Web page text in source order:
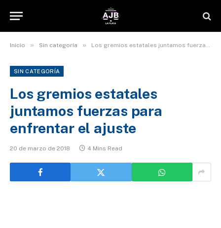
Inicio » Sin categoría » Los gremios estatales juntamos fuerzas para enfrentar el ajuste
SIN CATEGORÍA
Los gremios estatales
juntamos fuerzas para
enfrentar el ajuste
20 de marzo de 2018 4 Mins Read